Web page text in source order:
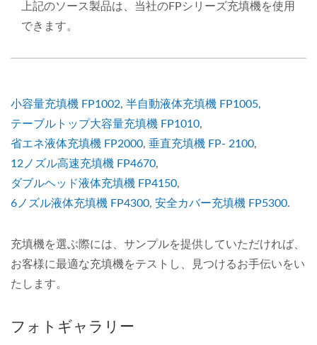
上記のソース製品は、当社のFPシリーズ充填機を使用
できます。
小容量充填機 FP1002, 半自動液体充填機 FP1005,
テーブルトップ大容量充填機 FP1010,
省エネ液体充填機 FP2000, 垂直充填機 FP- 2100,
12ノズル高速充填機 FP4670,
ダブルヘッド液体充填機 FP4150,
6ノズル液体充填機 FP4300, 安全カバー充填機 FP5300.
充填機を選ぶ際には、サンプルを提供していただければ、
お客様に最適な充填機をテストし、見つけるお手伝いをい
たします。
フォトギャラリー